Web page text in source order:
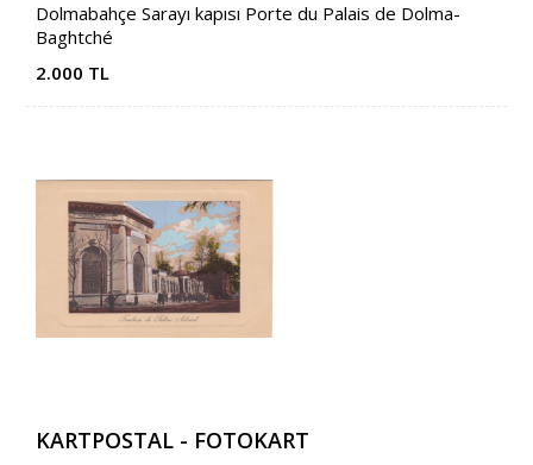
Dolmabahçe Sarayı kapısı Porte du Palais de Dolma-
Baghtché
2.000 TL
KARTPOSTAL - FOTOKART